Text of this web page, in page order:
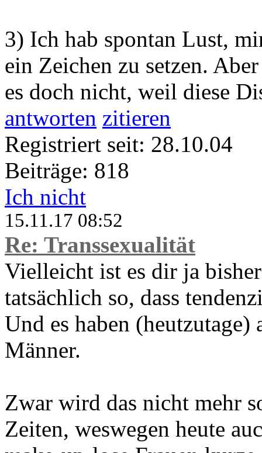
3) Ich hab spontan Lust,
ein Zeichen zu setzen.
es doch nicht, weil diese
antworten zitieren
Registriert seit: 28.10.04
Beiträge: 818
Ich nicht
15.11.17 08:52
Re: Transsexualität
Vielleicht ist es dir ja
tatsächlich so, dass
Und es haben (heutzutage)
Männer.
Zwar wird das nicht mehr
Zeiten, weswegen heute